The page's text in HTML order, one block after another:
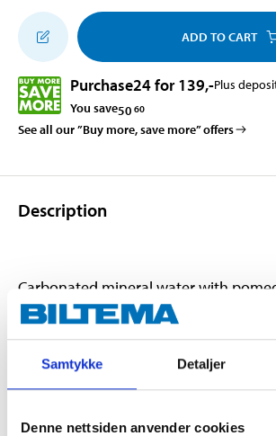
Samtykke Detaljer
Denne nettsiden anvender cookies
ADD TO CART
Purchase24 for 139,-Plus
You save50 60
See all our ”Buy more, save more” offers
Description
Carbonated mineral water with
raspberry flavour. Perfect with meals